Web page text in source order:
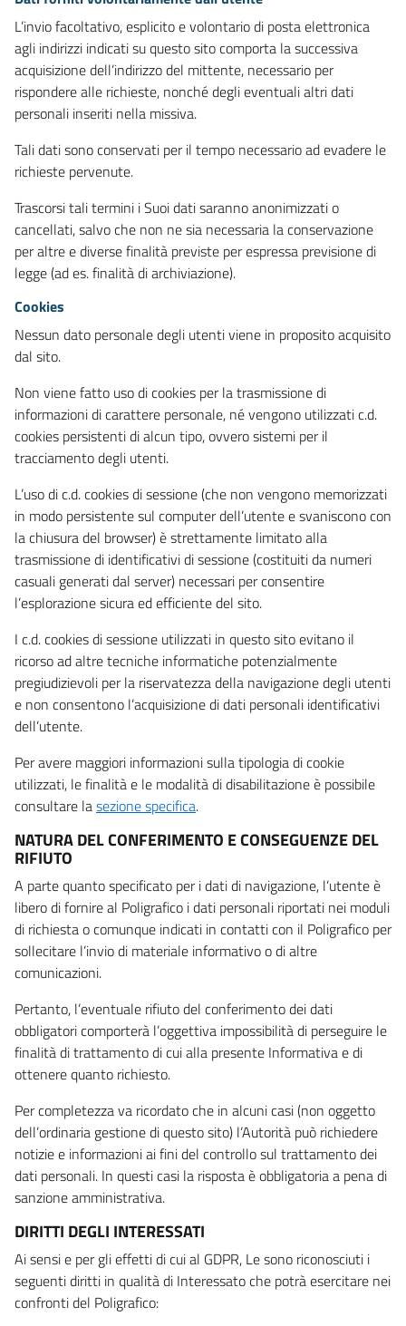
L’invio facoltativo, esplicito e volontario di posta elettronica
agli indirizzi indicati su questo sito comporta la successiva
acquisizione dell’indirizzo del mittente, necessario per
rispondere alle richieste, nonché degli eventuali altri dati
personali inseriti nella missiva.
Tali dati sono conservati per il tempo necessario ad evadere le
richieste pervenute.
Trascorsi tali termini i Suoi dati saranno anonimizzati o
cancellati, salvo che non ne sia necessaria la conservazione
per altre e diverse finalità previste per espressa previsione di
legge (ad es. finalità di archiviazione).
Cookies
Nessun dato personale degli utenti viene in proposito acquisito
dal sito.
Non viene fatto uso di cookies per la trasmissione di
informazioni di carattere personale, né vengono utilizzati c.d.
cookies persistenti di alcun tipo, ovvero sistemi per il
tracciamento degli utenti.
L’uso di c.d. cookies di sessione (che non vengono memorizzati
in modo persistente sul computer dell’utente e svaniscono con
la chiusura del browser) è strettamente limitato alla
trasmissione di identificativi di sessione (costituiti da numeri
casuali generati dal server) necessari per consentire
l’esplorazione sicura ed efficiente del sito.
I c.d. cookies di sessione utilizzati in questo sito evitano il
ricorso ad altre tecniche informatiche potenzialmente
pregiudizievoli per la riservatezza della navigazione degli utenti
e non consentono l’acquisizione di dati personali identificativi
dell’utente.
Per avere maggiori informazioni sulla tipologia di cookie
utilizzati, le finalità e le modalità di disabilitazione è possibile
consultare lasezione specifica.
NATURA DEL CONFERIMENTO E CONSEGUENZE DEL
RIFIUTO
A parte quanto specificato per i dati di navigazione, l’utente è
libero di fornire al Poligrafico i dati personali riportati nei moduli
di richiesta o comunque indicati in contatti con il Poligrafico per
sollecitare l’invio di materiale informativo o di altre
comunicazioni.
Pertanto, l’eventuale rifiuto del conferimento dei dati
obbligatori comporterà l’oggettiva impossibilità di perseguire le
finalità di trattamento di cui alla presente Informativa e di
ottenere quanto richiesto.
Per completezza va ricordato che in alcuni casi (non oggetto
dell’ordinaria gestione di questo sito) l’Autorità può richiedere
notizie e informazioni ai fini del controllo sul trattamento dei
dati personali. In questi casi la risposta è obbligatoria a pena di
sanzione amministrativa.
DIRITTI DEGLI INTERESSATI
Ai sensi e per gli effetti di cui al GDPR, Le sono riconosciuti i
seguenti diritti in qualità di Interessato che potrà esercitare nei
confronti del Poligrafico: